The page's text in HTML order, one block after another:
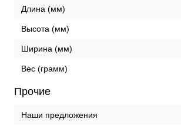
Длина (мм)
Высота (мм)
Ширина (мм)
Вес (грамм)
Прочие
Наши предложения